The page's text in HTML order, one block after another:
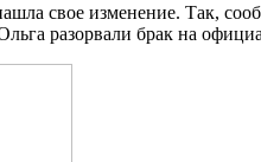
свое изменение. Так,
разорвали брак на